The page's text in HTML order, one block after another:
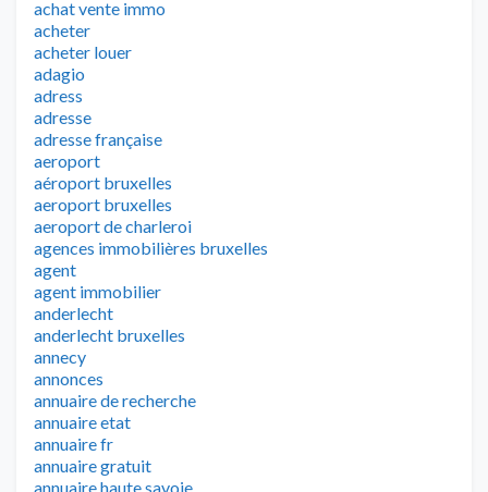
achat vente immo
acheter
acheter louer
adagio
adress
adresse
adresse française
aeroport
aéroport bruxelles
aeroport bruxelles
aeroport de charleroi
agences immobilières bruxelles
agent
agent immobilier
anderlecht
anderlecht bruxelles
annecy
annonces
annuaire de recherche
annuaire etat
annuaire fr
annuaire gratuit
annuaire haute savoie